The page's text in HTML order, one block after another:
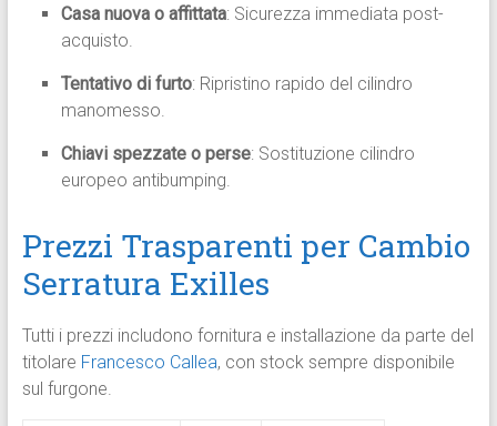
Casa nuova o affittata: Sicurezza immediata post-
acquisto.
Tentativo di furto: Ripristino rapido del cilindro
manomesso.
Chiavi spezzate o perse: Sostituzione cilindro
europeo antibumping.
Prezzi Trasparenti per Cambio
Serratura Exilles
Tutti i prezzi includono fornitura e installazione da parte del
titolare Francesco Callea, con stock sempre disponibile
sul furgone.​